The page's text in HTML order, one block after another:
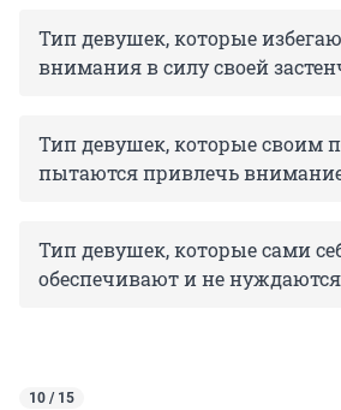
Тип девушек, которые
внимания в силу своей
Тип девушек, которые своим
пытаются привлечь
Тип девушек, которые сами
обеспечивают и не
10 / 15